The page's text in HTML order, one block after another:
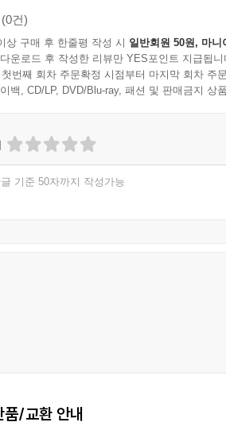
(0건)
상 구매 후 한줄평 작성 시 일반회원 50원, 마니
운로드 후 작성한 리뷰만 YES포인트 지급됩니
번째 회차 주문확정 시점부터 마지막 회차 주
백, CD/LP, DVD/Blu-ray, 패션 및 판매금지 상
기준 50자까지 작성가능
/교환 안내